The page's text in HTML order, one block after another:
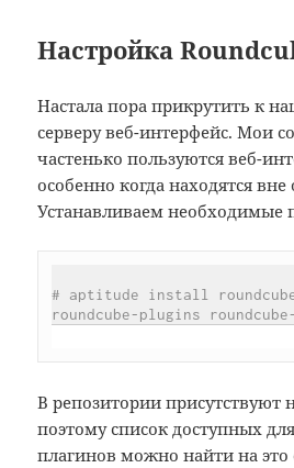
Настройка
Настала пора прикрутить к
серверу веб-интерфейс. Мои
частенько пользуются веб-
особенно когда находятся вне
Устанавливаем необходимые
# aptitude install roundcube
roundcube-plugins
В репозитории присутствуют
поэтому список доступных
плагинов можно найти на это